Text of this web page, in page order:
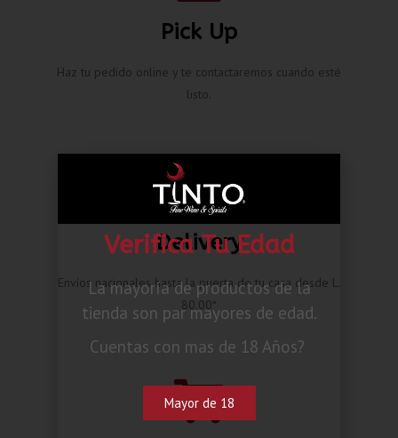
Pick Up
Haz tu pedido online y te contactaremos cuando esté
listo.
Delivery
Envíos nacionales hasta la puerta de tu casa desde L.
80.00*
Verifica Tu Edad
La mayoría de productos de la
tienda son par mayores de edad.
Cuentas con mas de 18 Años?
Mayor de 18